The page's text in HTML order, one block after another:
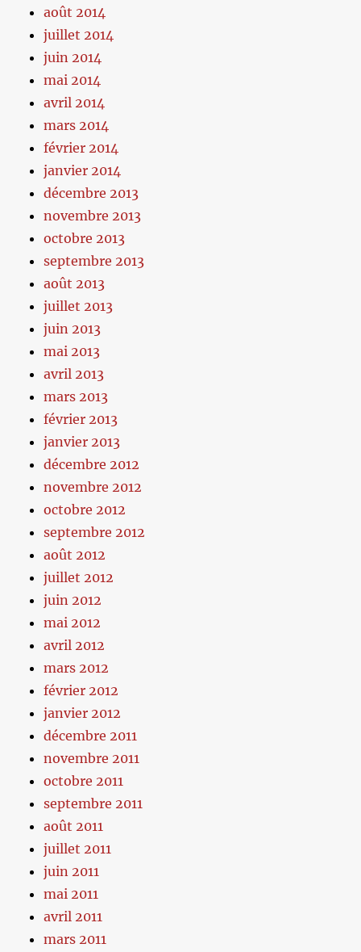
août 2014
juillet 2014
juin 2014
mai 2014
avril 2014
mars 2014
février 2014
janvier 2014
décembre 2013
novembre 2013
octobre 2013
septembre 2013
août 2013
juillet 2013
juin 2013
mai 2013
avril 2013
mars 2013
février 2013
janvier 2013
décembre 2012
novembre 2012
octobre 2012
septembre 2012
août 2012
juillet 2012
juin 2012
mai 2012
avril 2012
mars 2012
février 2012
janvier 2012
décembre 2011
novembre 2011
octobre 2011
septembre 2011
août 2011
juillet 2011
juin 2011
mai 2011
avril 2011
mars 2011